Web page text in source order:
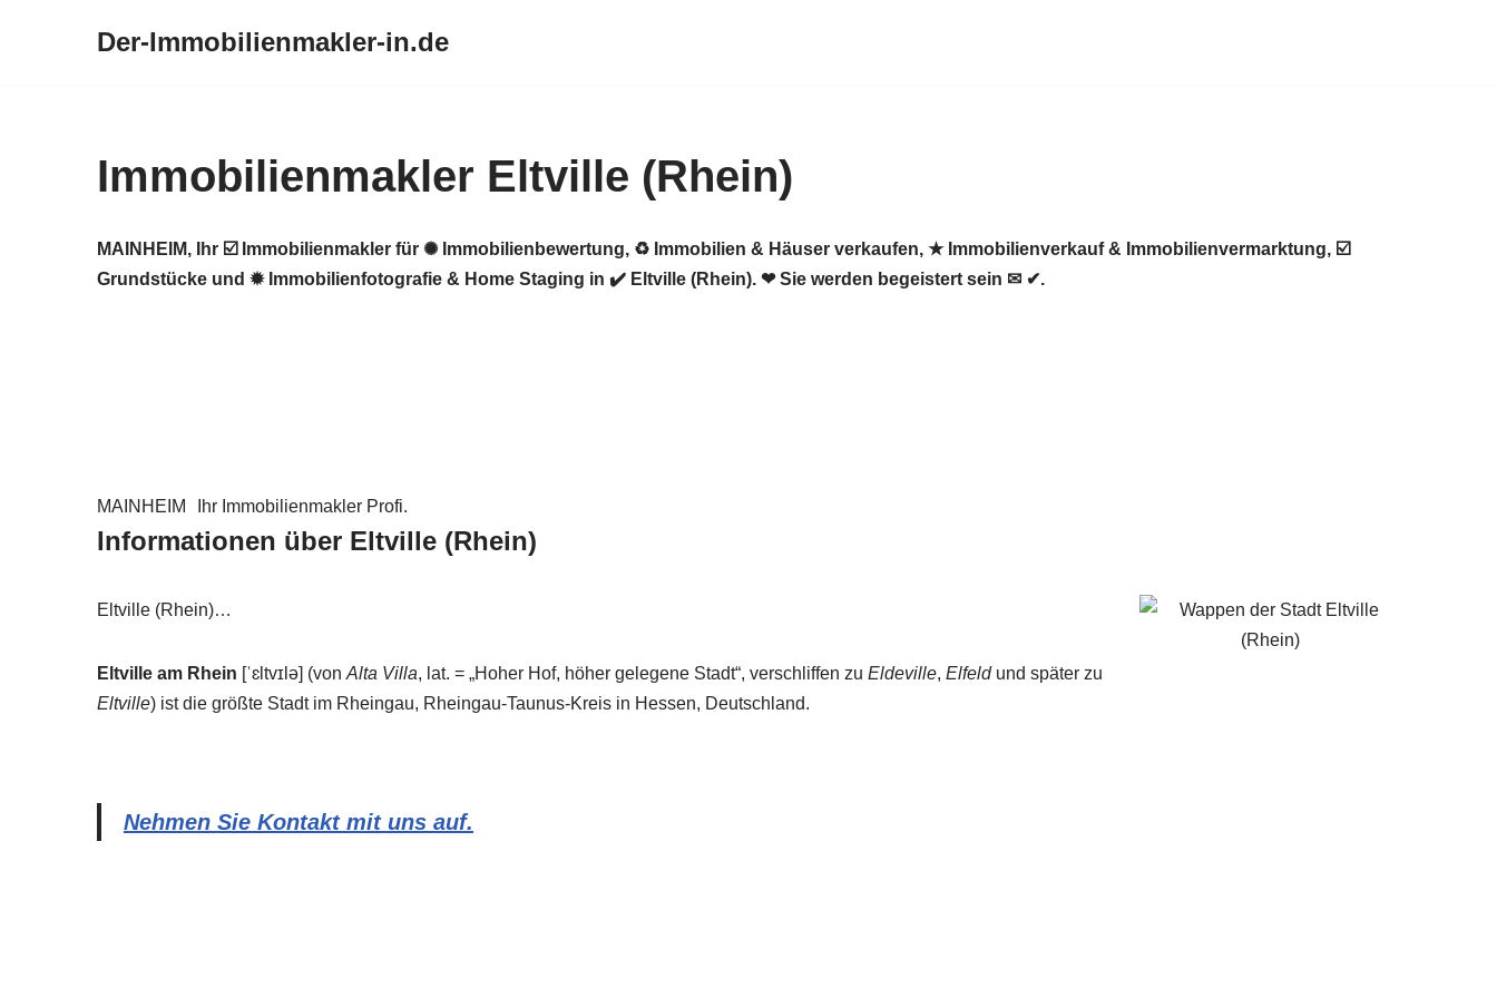
Der-Immobilienmakler-in.de
Immobilienmakler Eltville (Rhein)
MAINHEIM, Ihr ☑️ Immobilienmakler für ✺ Immobilienbewertung, ♻ Immobilien & Häuser verkaufen, ★ Immobilienverkauf & Immobilienvermarktung, ☑️
Grundstücke und ✹ Immobilienfotografie & Home Staging in ✔️ Eltville (Rhein). ❤ Sie werden begeistert sein ✉ ✔.
MAINHEIM Ihr Immobilienmakler Profi.
Informationen über Eltville (Rhein)
Eltville (Rhein)…
Eltville am Rhein [ˈɛltvɪlə] (von Alta Villa, lat. = „Hoher Hof, höher gelegene Stadt“, verschliffen zu Eldeville, Elfeldund später zu
Eltville) ist die größte Stadt im Rheingau, Rheingau-Taunus-Kreis in Hessen, Deutschland.
Nehmen Sie Kontakt mit uns auf.